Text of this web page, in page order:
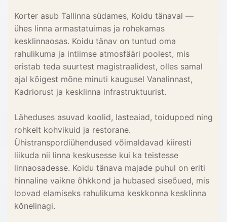
Korter asub Tallinna südames, Koidu tänaval —
ühes linna armastatuimas ja rohekamas
kesklinnaosas. Koidu tänav on tuntud oma
rahulikuma ja intiimse atmosfääri poolest, mis
eristab teda suurtest magistraalidest, olles samal
ajal kõigest mõne minuti kaugusel Vanalinnast,
Kadriorust ja kesklinna infrastruktuurist.
Läheduses asuvad koolid, lasteaiad, toidupoed ning
rohkelt kohvikuid ja restorane.
Ühistranspordiühendused võimaldavad kiiresti
liikuda nii linna keskusesse kui ka teistesse
linnaosadesse. Koidu tänava majade puhul on eriti
hinnaline vaikne õhkkond ja hubased siseõued, mis
loovad elamiseks rahulikuma keskkonna kesklinna
kõnelinagi.